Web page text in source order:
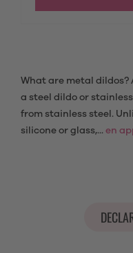
What are metal dildos?
a steel dildo or
from stainless steel.
silicone or glass,... en